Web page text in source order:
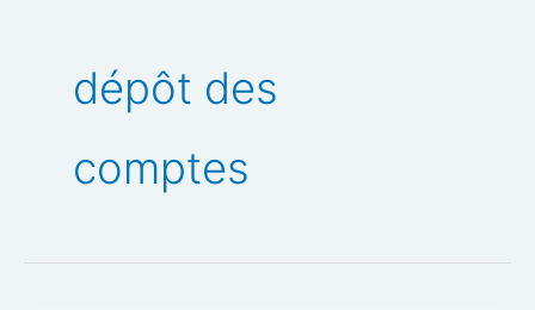
dépôt des
comptes